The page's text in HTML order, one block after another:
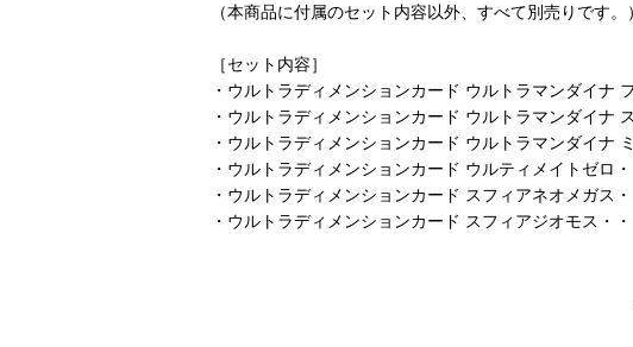
（本商品に付属のセット内容以外、すべて別売りです。）
［セット内容］
・ウルトラディメンションカード ウルトラマンダイナ
・ウルトラディメンションカード ウルトラマンダイナ
・ウルトラディメンションカード ウルトラマンダイナ
・ウルトラディメンションカード ウルティメイトゼロ
・ウルトラディメンションカード スフィアネオメガス
・ウルトラディメンションカード スフィアジオモス・・